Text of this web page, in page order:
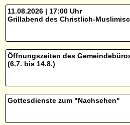
11.08.2026 | 17:00 Uhr
Grillabend des Christlich-
Öffnungszeiten des
(6.7. bis 14.8.)
Gottesdienste zum "Nachsehen"